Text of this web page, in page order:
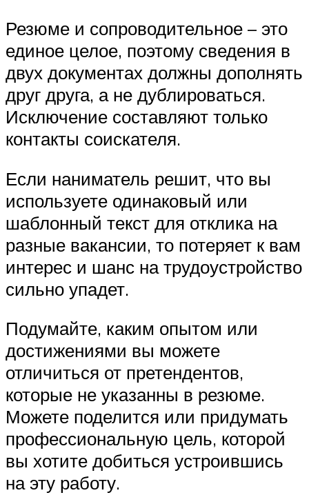
Резюме и сопроводительное – это
единое целое, поэтому сведения в
двух документах должны дополнять
друг друга, а не дублироваться.
Исключение составляют только
контакты соискателя.
Если наниматель решит, что вы
используете одинаковый или
шаблонный текст для отклика на
разные вакансии, то потеряет к вам
интерес и шанс на трудоустройство
сильно упадет.
Подумайте, каким опытом или
достижениями вы можете
отличиться от претендентов,
которые не указанны в резюме.
Можете поделится или придумать
профессиональную цель, которой
вы хотите добиться устроившись
на эту работу.